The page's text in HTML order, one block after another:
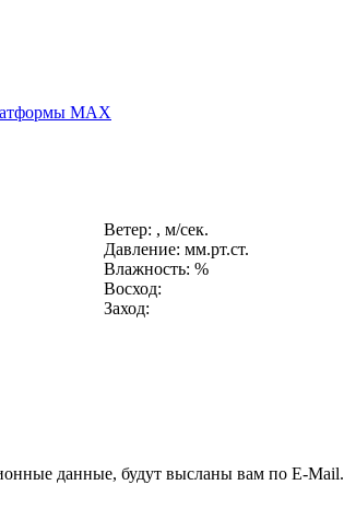
MAX
Ветер: , м/сек.
Давление: мм.рт.ст.
Влажность: %
Восход:
Заход:
данные, будут высланы вам по E-Mail.